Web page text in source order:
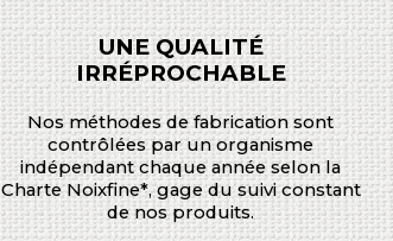
UNE QUALITÉ
IRRÉPROCHABLE
Nos méthodes de fabrication sont
contrôlées par un organisme
indépendant chaque année selon la
Charte Noixfine*, gage du suivi constant
de nos produits.